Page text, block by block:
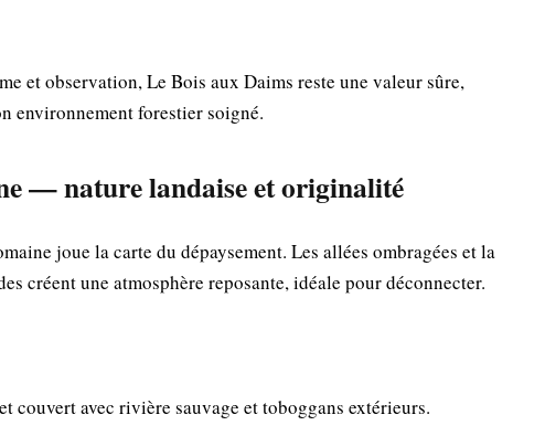
et observation, Le Bois aux Daims reste une valeur sûre,
environnement forestier soigné.
— nature landaise et originalité
joue la carte du dépaysement. Les allées ombragées et la
créent une atmosphère reposante, idéale pour déconnecter.
couvert avec rivière sauvage et toboggans extérieurs.